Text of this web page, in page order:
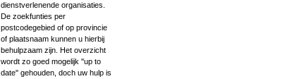
dienstverlenende organisaties.
De zoekfunties per
postcodegebied of op provincie
of plaatsnaam kunnen u hierbij
behulpzaam zijn. Het overzicht
wordt zo goed mogelijk ''up to
date'' gehouden, doch uw hulp is